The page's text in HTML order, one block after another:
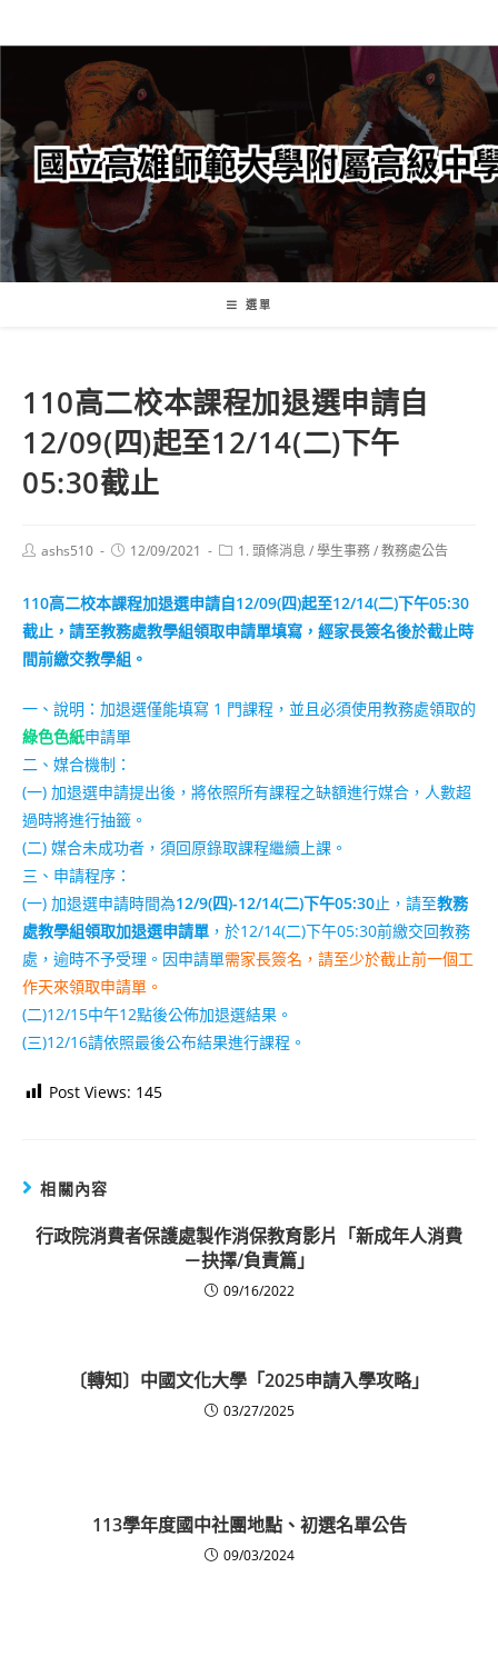
轉
要
內
容
選單
110高二校本課程加退選申請自
12/09(四)起至12/14(二)下午
05:30截止
Postashs510
Post12/09/2021
Post1. 頭條消息 /學生事務/教務處公告
110高二校本課程加退選申請自12/09(四)起至12/14(二)下午05:30
截止，請至教務處教學組領取申請單填寫，經家長簽名後於截止時
間前繳交教學組。
一、說明：加退選僅能填寫 1 門課程，並且必須使用教務處領取的
綠色色紙申請單
二、媒合機制：
(一) 加退選申請提出後，將依照所有課程之缺額進行媒合，人數超
過時將進行抽籤。
(二) 媒合未成功者，須回原錄取課程繼續上課。
三、申請程序：
(一) 加退選申請時間為12/9(四)-12/14(二)下午05:30止，請至教務
處教學組領取加退選申請單 ，於12/14(二)下午05:30前繳交回教務
處，逾時不予受理。因申請單需家長簽名，請至少於截止前一個工
作天來領取申請單。
(二)12/15中午12點後公佈加退選結果。
(三)12/16請依照最後公布結果進行課程。
Post Views: 145
相關內容
行政院消費者保護處製作消保教育影片「新成年人消費
－抉擇/負責篇」
09/16/2022
〔轉知〕中國文化大學「2025申請入學攻略」
03/27/2025
113學年度國中社團地點、初選名單公告
09/03/2024